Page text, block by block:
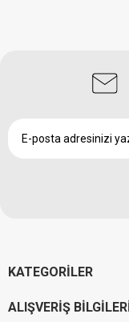
KATEGORİLER
ALIŞVERİŞ